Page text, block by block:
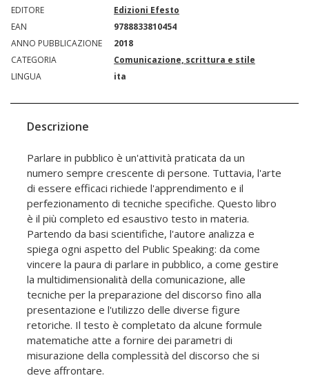
EDITORE
Edizioni Efesto
EAN
9788833810454
ANNO PUBBLICAZIONE
2018
CATEGORIA
Comunicazione, scrittura e stile
LINGUA
ita
Descrizione
Parlare in pubblico è un'attività praticata da un
numero sempre crescente di persone. Tuttavia, l'arte
di essere efficaci richiede l'apprendimento e il
perfezionamento di tecniche specifiche. Questo libro
è il più completo ed esaustivo testo in materia.
Partendo da basi scientifiche, l'autore analizza e
spiega ogni aspetto del Public Speaking: da come
vincere la paura di parlare in pubblico, a come gestire
la multidimensionalità della comunicazione, alle
tecniche per la preparazione del discorso fino alla
presentazione e l'utilizzo delle diverse figure
retoriche. Il testo è completato da alcune formule
matematiche atte a fornire dei parametri di
misurazione della complessità del discorso che si
deve affrontare.